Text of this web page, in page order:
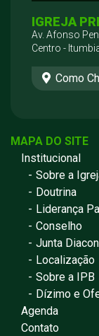
IGREJA
Av. Afonso
Centro -
Como
MAPA DO SITE
Institucional
Sobre a
Doutrina
Liderança
Conselho
Junta
Localização
Sobre a IPB
Dízimo e
Agenda
Contato